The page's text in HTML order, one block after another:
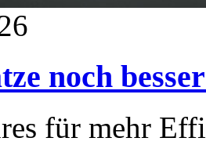
noch
für mehr